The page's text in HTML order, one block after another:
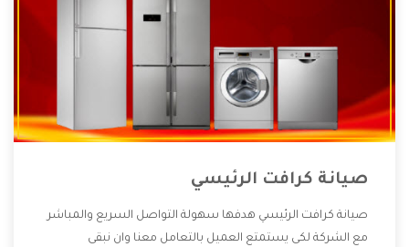
صيانة كرافت الرئيسي
صيانة كرافت الرئيسي هدفها سهولة التواصل السريع والمباشر
مع الشركة لكى يستمتع العميل بالتعامل معنا وان نبقى